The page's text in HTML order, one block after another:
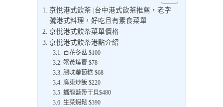
京悅港式飲茶 |台中港式飲茶推薦，老字
號港式料理，好吃且有素食菜單
京悅港式飲茶菜單價格
京悅港式飲茶港點介紹
百花冬菇 $100
蟹黃燒賣 $78
臘味蘿蔔糕 $68
廣東炒飯 $220
蟠龍藍帶干貝$480
生菜蝦鬆 $390